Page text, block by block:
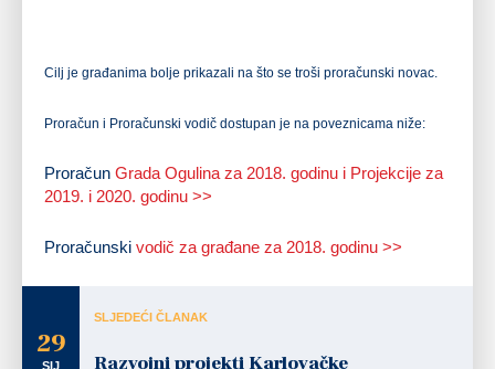
Cilj je građanima bolje prikazali na što se troši proračunski novac.
Proračun i Proračunski vodič dostupan je na poveznicama niže:
Proračun Grada Ogulina za 2018. godinu i Projekcije za
2019. i 2020. godinu >>
Proračunski vodič za građane za 2018. godinu >>
29
SIJ
SLJEDEĆI ČLANAK
Razvojni projekti Karlovačke